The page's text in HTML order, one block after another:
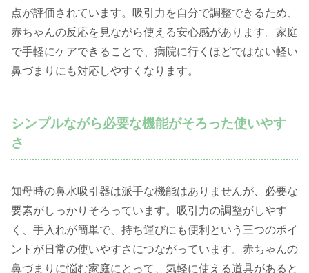
点が評価されています。吸引力を自分で調整できるため、
赤ちゃんの反応を見ながら使える安心感があります。家庭
で手軽にケアできることで、病院に行くほどではない軽い
鼻づまりにも対応しやすくなります。
シンプルながら必要な機能がそろった使いやす
さ
知母時の鼻水吸引器は派手な機能はありませんが、必要な
要素がしっかりそろっています。吸引力の調整がしやす
く、手入れが簡単で、持ち運びにも便利という三つのポイ
ントが日常の使いやすさにつながっています。赤ちゃんの
鼻づまりに悩む家庭にとって、気軽に使える道具があると